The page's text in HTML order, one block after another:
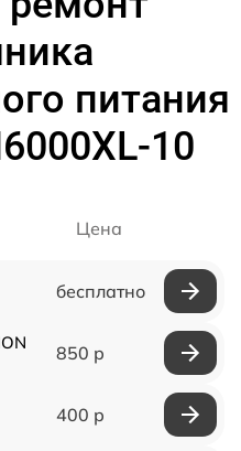
питания
10
Цена
бесплатно
850 р
400 р